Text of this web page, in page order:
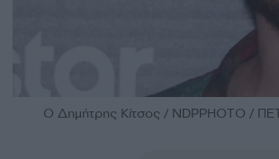
O Δημήτρης Κίτσος / NDPPHOTO /